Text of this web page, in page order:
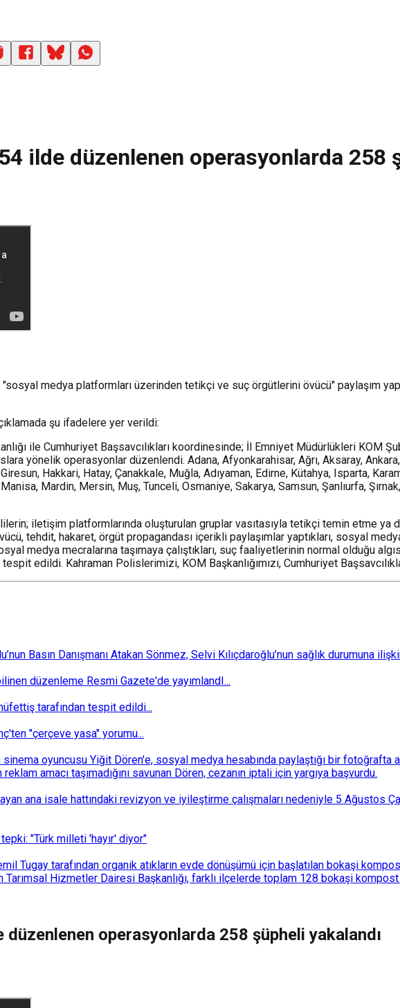
ilde düzenlenen operasyonlarda 258
"sosyal medya platformları üzerinden tetikçi ve suç örgütlerini övücü" paylaşım
şu ifadelere yer verildi:
ile Cumhuriyet Başsavcılıkları koordinesinde; İl Emniyet Müdürlükleri
yönelik operasyonlar düzenlendi. Adana, Afyonkarahisar, Ağrı, Aksaray,
Hakkari, Hatay, Çanakkale, Muğla, Adıyaman, Edirne, Kütahya, Isparta,
Mardin, Mersin, Muş, Tunceli, Osmaniye, Sakarya, Samsun, Şanlıurfa,
iletişim platformlarında oluşturulan gruplar vasıtasıyla tetikçi temin etme
tehdit, hakaret, örgüt propagandası içerikli paylaşımlar yaptıkları, sosyal
medya mecralarına taşımaya çalıştıkları, suç faaliyetlerinin normal olduğu
tespit edildi. Kahraman Polislerimizi, KOM Başkanlığımızı, Cumhuriyet
Basın Danışmanı Atakan Sönmez, Selvi Kılıçdaroğlu’nun sağlık durumuna
düzenleme Resmi Gazete'de yayımlandI...
tarafından tespit edildi...
"çerçeve yasa" yorumu...
oyuncusu Yiğit Dören'e, sosyal medya hesabında paylaştığı bir
amacı taşımadığını savunan Dören, cezanın iptali için yargıya başvurdu.
ana isale hattındaki revizyon ve iyileştirme çalışmaları nedeniyle 5 Ağustos
"Türk milleti 'hayır' diyor"
Tugay tarafından organik atıkların evde dönüşümü için başlatılan bokaşi
Tarımsal Hizmetler Dairesi Başkanlığı, farklı ilçelerde toplam 128 bokaşi
düzenlenen operasyonlarda 258 şüpheli yakalandı